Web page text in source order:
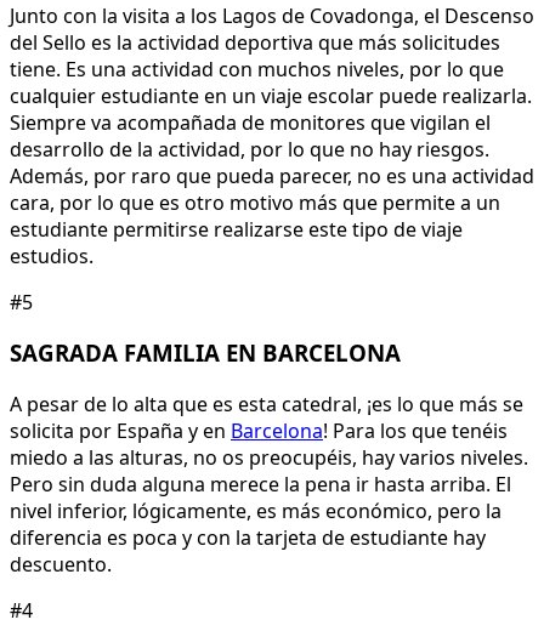
Junto con la visita a los Lagos de Covadonga, el Descenso
del Sello es la actividad deportiva que más solicitudes
tiene. Es una actividad con muchos niveles, por lo que
cualquier estudiante en un viaje escolar puede realizarla.
Siempre va acompañada de monitores que vigilan el
desarrollo de la actividad, por lo que no hay riesgos.
Además, por raro que pueda parecer, no es una actividad
cara, por lo que es otro motivo más que permite a un
estudiante permitirse realizarse este tipo de viaje
estudios.
#5
SAGRADA FAMILIA EN BARCELONA
A pesar de lo alta que es esta catedral, ¡es lo que más se
solicita por España y en Barcelona! Para los que tenéis
miedo a las alturas, no os preocupéis, hay varios niveles.
Pero sin duda alguna merece la pena ir hasta arriba. El
nivel inferior, lógicamente, es más económico, pero la
diferencia es poca y con la tarjeta de estudiante hay
descuento.
#4